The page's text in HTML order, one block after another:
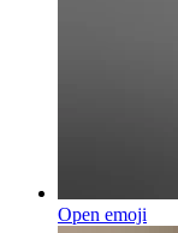
Open emoji